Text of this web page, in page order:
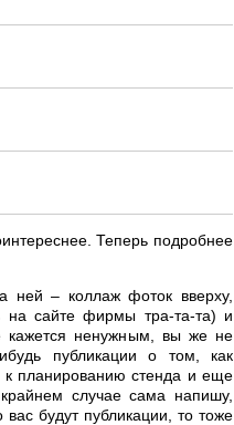
Теперь подробнее
ней – коллаж фоток вверху,
на сайте фирмы тра-та-та) и
кажется ненужным, вы же не
публикации о том, как
к планированию стенда и еще
случае сама напишу,
будут публикации, то тоже